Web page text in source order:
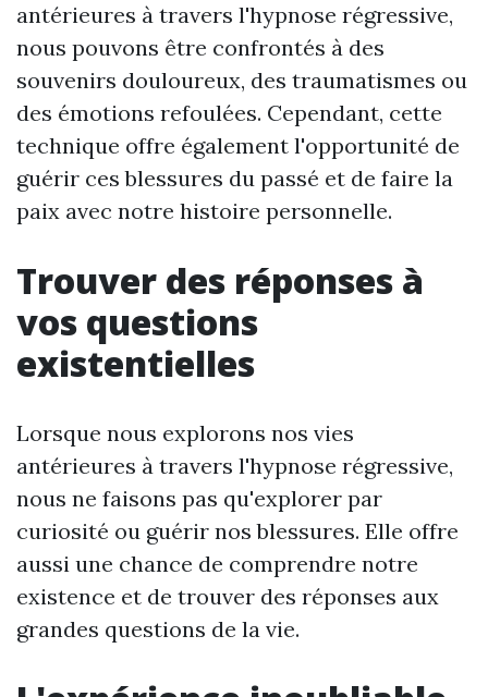
antérieures à travers l'hypnose régressive,
nous pouvons être confrontés à des
souvenirs douloureux, des traumatismes ou
des émotions refoulées. Cependant, cette
technique offre également l'opportunité de
guérir ces blessures du passé et de faire la
paix avec notre histoire personnelle.
Trouver des réponses à
vos questions
existentielles
Lorsque nous explorons nos vies
antérieures à travers l'hypnose régressive,
nous ne faisons pas qu'explorer par
curiosité ou guérir nos blessures. Elle offre
aussi une chance de comprendre notre
existence et de trouver des réponses aux
grandes questions de la vie.